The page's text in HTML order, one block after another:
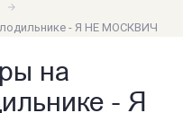
- Я НЕ МОСКВИЧ
на
- Я